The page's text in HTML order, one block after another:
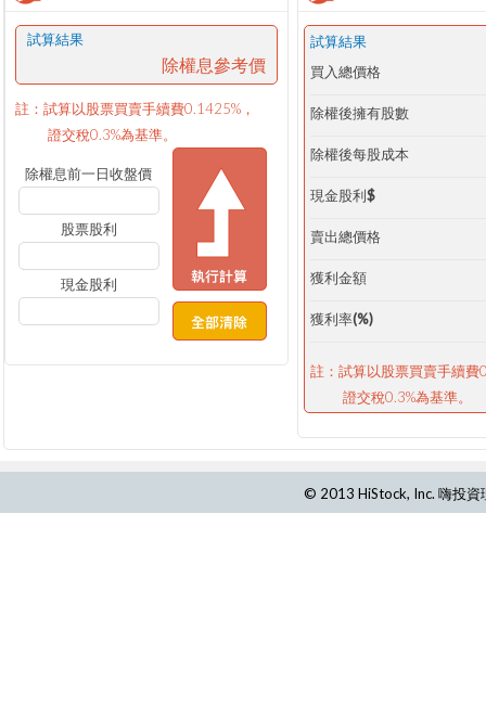
試算結果
除權息參考價
註：試算以股票買賣手續費0.1425%，
證交稅0.3%為基準。
除權息前一日收盤價
股票股利
現金股利
試算結果
買入總價格
除權後擁有股數
除權後每股成本
現金股利$
賣出總價格
獲利金額
獲利率(%)
註：試算以股票買賣手續費
證交稅0.3%為基準。
© 2013 HiStock, Inc. 嗨投資